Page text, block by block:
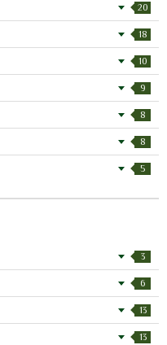
20
18
10
9
8
8
5
3
6
13
13